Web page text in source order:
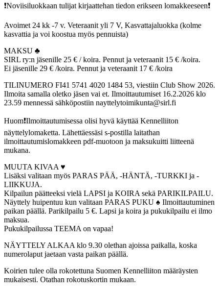
❗️Noviisiluokkaan tulijat kirjaattehan tiedon erikseen lomakkeeseen❗️
Avoimet 24 kk -7 v. Veteraanit yli 7 V, Kasvattajaluokka (kolme
kasvattia ja voi koostua myös pennuista)
MAKSU ♣️
SIRL ry:n jäsenille 25 € / koira. Pennut ja veteraanit 15 € /koira.
Ei jäsenille 29 € /koira. Pennut ja veteraanit 17 € /koira
TILINUMERO FI41 5741 4020 1484 53, viestiin Club Show 2026.
Ilmoita samalla oletko jäsen vai et. Ilmoittautumiset 16.2.2026 klo
23.59 mennessä sähköpostiin nayttelytoimikunta@sirl.fi
Huom❗️Ilmoittautumisessa olisi hyvä käyttää Kennelliiton
näyttelylomaketta. Lähettäessäsi s-postilla laitathan
ilmoittautumislomakkeen pdf-muotoon ja maksukuitti liitteenä
mukana.
MUUTA KIVAA ♥️
Lisäksi valitaan myös PARAS PÄÄ, -HÄNTÄ, -TURKKI ja -
LIIKKUJA.
Kilpailun päätteeksi vielä LAPSI ja KOIRA sekä PARIKILPAILU.
Näyttely huipentuu kun valitaan PARAS PUKU ♠️ Ilmoittautuminen
paikan päällä. Parikilpailu 5 €. Lapsi ja koira ja pukukilpailu ei ilmo
maksua.
Pukukilpailussa TEEMA on vapaa!
NÄYTTELY ALKAA klo 9.30 olethan ajoissa paikalla, koska
numerolaput jaetaan vasta paikan päällä.
Koirien tulee olla rokotettuna Suomen Kennelliiton määräysten
mukaisesti. Otathan rokotuskortin mukaan.